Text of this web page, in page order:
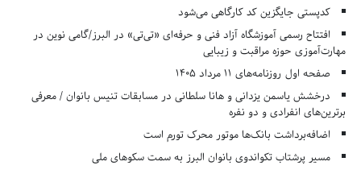
کدپستی جایگزین کد کارگاهی می‌شود
افتتاح رسمی آموزشگاه آزاد فنی و حرفه‌ای «تی‌تی» در البرز/گامی نوین در
مهارت‌آموزی حوزه مراقبت و زیبایی
صفحه اول روزنامه‌های 11 مرداد 1405
درخشش یاسمن یزدانی و هانا سلطانی در مسابقات تنیس بانوان / معرفی
برترین‌های انفرادی و دو نفره
اضافه‌برداشت بانک‌ها موتور محرک تورم است
مسیر پرشتاب تکواندوی بانوان البرز به سمت سکوهای ملی